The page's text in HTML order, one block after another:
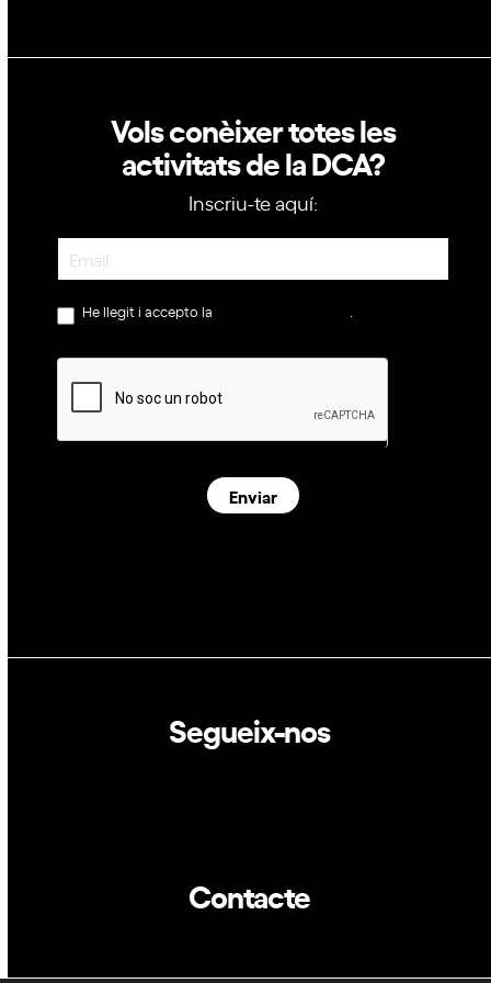
Vols conèixer totes les
activitats de la DCA?
Inscriu-te aquí:
Newsletter
He llegit i accepto la
Enviar
Segueix-nos
Contacte